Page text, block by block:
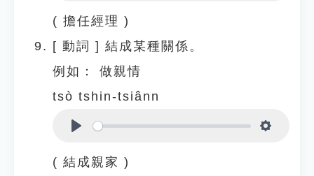
( 擔任經理 )
[ 動詞 ] 結成某種關係。
例如：
做親情
tsò tshin-tsiânn
( 結成親家 )